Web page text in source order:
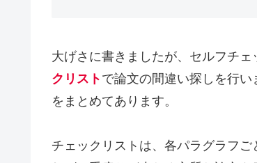
大げさに書きましたが、セルフチ
クリスト で論文の間違い探しを行
をまとめてあります。
チェックリストは、各パラグラフ